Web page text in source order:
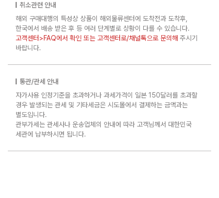
취소관련 안내
해외 구매대행의 특성상 상품이 해외물류센터에 도착전과 도착후,
한국에서 배송 받은 후 등 여러 단계별로 상황이 다를 수 있습니다.
고객센터>FAQ에서 확인 또는 고객센터로/채널톡으로 문의해 주시기
바랍니다.
통관/관세 안내
자가사용 인정기준을 초과하거나 과세가격이 일본 150달러를 초과할
경우 발생되는 관세 및 기타세금은 시도몰에서 결제하는 금액과는
별도입니다.
관부가세는 관세사나 운송업체의 안내에 따라 고객님께서 대한민국
세관에 납부하시면 됩니다.